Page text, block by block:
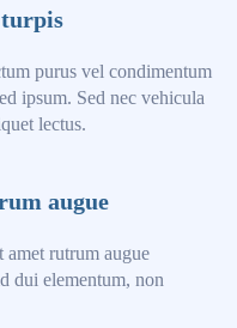
purus vel condimentum
ipsum. Sed nec vehicula
lectus.
augue
rutrum augue
dui elementum, non